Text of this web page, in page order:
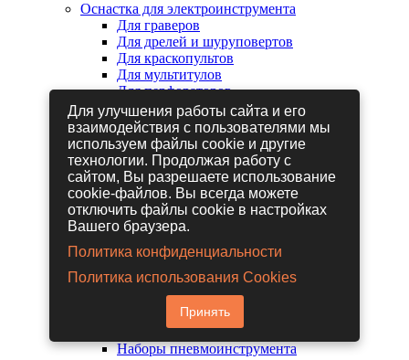
Оснастка для электроинструмента
Для граверов
Для дрелей и шуруповертов
Для краскопультов
Для мультитулов
Для перфораторов
Для сабельных пил
Для строительных фенов
Для фрезеров
Для шлифовальных машин
Для электрических лобзиков
Для электрических ножниц
Для электрических пил
Для электрических рубанков
Гайковерты пневматические
Дрели пневматические
Другие пневмоинструменты
Заклепочники пневматические
Наборы пневмоинструмента
Для улучшения работы сайта и его
взаимодействия с пользователями мы
используем файлы cookie и другие
технологии. Продолжая работу с
сайтом, Вы разрешаете использование
cookie-файлов. Вы всегда можете
отключить файлы cookie в настройках
Вашего браузера.
Политика конфиденциальности
Политика использования Cookies
Принять